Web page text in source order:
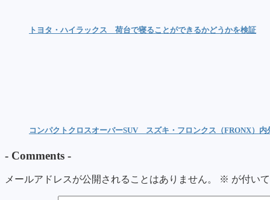
トヨタ・ハイラックス 荷台で寝ることができるかどうかを検証
コンパクトクロスオーバーSUV スズキ・フロンクス（FRONX）
- Comments -
メールアドレスが公開されることはありません。 ※ が付い